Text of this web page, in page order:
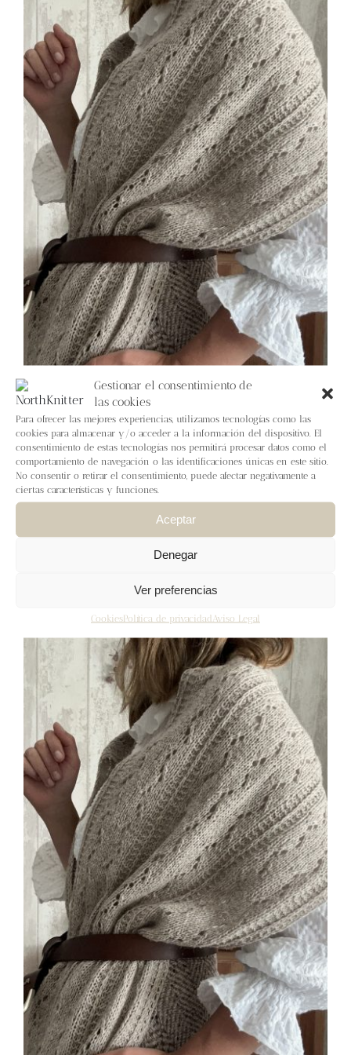
Gestionar el consentimiento de
las cookies
Para ofrecer las mejores experiencias, utilizamos tecnologías como las
cookies para almacenar y/o acceder a la información del dispositivo. El
consentimiento de estas tecnologías nos permitirá procesar datos como el
comportamiento de navegación o las identificaciones únicas en este sitio.
No consentir o retirar el consentimiento, puede afectar negativamente a
ciertas características y funciones.
Aceptar
Denegar
Ver preferencias
CookiesPolítica de privacidad Aviso Legal
Blog
Contacto
Newsletter
Carrito
Mi cuenta
Poniente Shawl – English
7,50€ IVA inc.